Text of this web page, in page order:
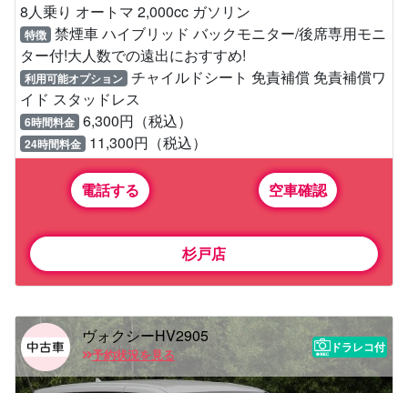
8人乗り オートマ 2,000cc ガソリン
特徴 禁煙車 ハイブリッド バックモニター/後席専用モニ
ター付!大人数での遠出におすすめ!
利用可能オプション チャイルドシート 免責補償 免責補償ワ
イド スタッドレス
6時間料金 6,300円（税込）
24時間料金 11,300円（税込）
電話する 空車確認
杉戸店
ヴォクシーHV2905
予約状況を見る
ドラレコ付